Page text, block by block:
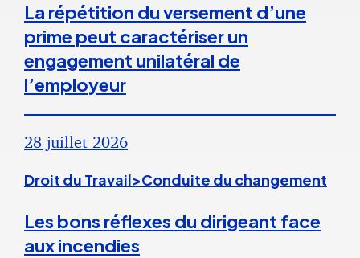
La répétition du versement d’une
prime peut caractériser un
engagement unilatéral de
l’employeur
28 juillet 2026
Droit du Travail>Conduite du changement
Les bons réflexes du dirigeant face
aux incendies